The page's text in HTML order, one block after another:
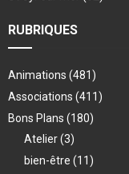
RUBRIQUES
Animations (481)
Associations (411)
Bons Plans (180)
Atelier(3)
bien-être (11)